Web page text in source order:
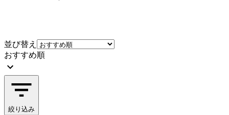
並び替え
おすすめ順
絞り込み